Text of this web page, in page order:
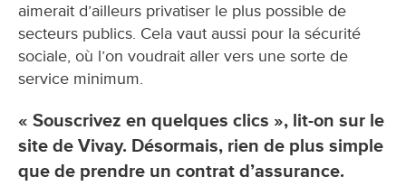
aimerait d’ailleurs privatiser le plus possible de
secteurs publics. Cela vaut aussi pour la sécurité
sociale, où l’on voudrait aller vers une sorte de
service minimum.
« Souscrivez en quelques clics », lit-on sur le
site de Vivay. Désormais, rien de plus simple
que de prendre un contrat d’assurance.